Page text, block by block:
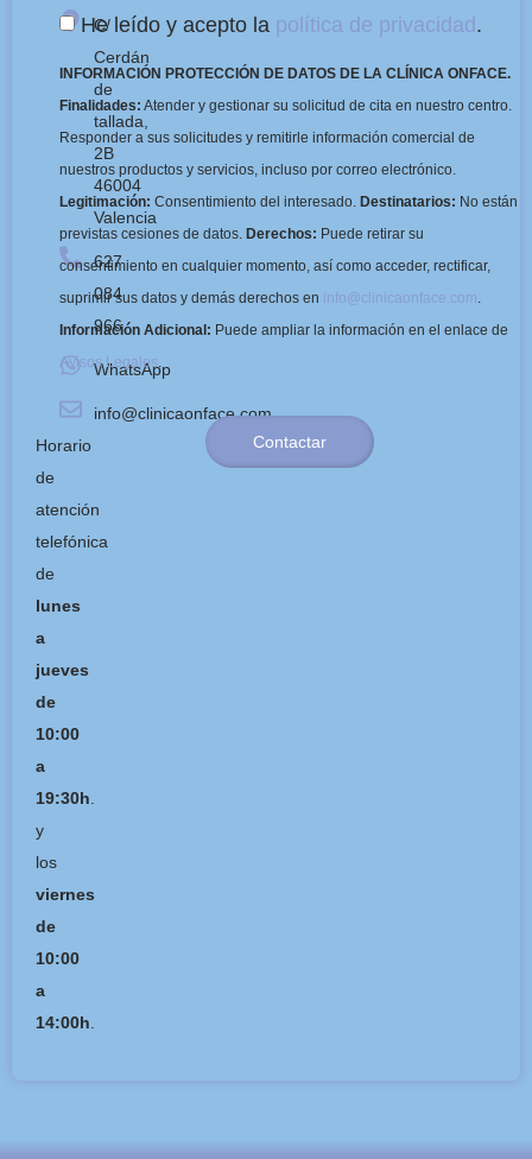
C/
Cerdán
de
tallada,
2B
46004
Valencia
627
084
966
WhatsApp
info@clinicaonface.com
Horario
de
atención
telefónica
de
lunes
a
jueves
de
10:00
a
19:30h.
y
los
viernes
de
10:00
a
14:00h.
He leído y acepto la política de privacidad .
INFORMACIÓN PROTECCIÓN DE DATOS DE LA CLÍNICA ONFACE.
Finalidades: Atender y gestionar su solicitud de cita en nuestro centro.
Responder a sus solicitudes y remitirle información comercial de
nuestros productos y servicios, incluso por correo electrónico.
Legitimación: Consentimiento del interesado. Destinatarios: No están
previstas cesiones de datos. Derechos: Puede retirar su
consentimiento en cualquier momento, así como acceder, rectificar,
suprimir sus datos y demás derechos en info@clinicaonface.com.
Información Adicional: Puede ampliar la información en el enlace de
Avisos Legales.
Contactar